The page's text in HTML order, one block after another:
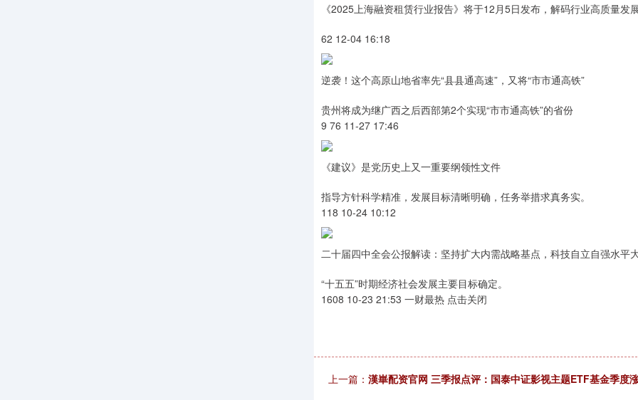
《2025上海融资租赁行业报告》将于12月5日发布，解码行业高质量发
62 12-04 16:18
逆袭！这个高原山地省率先“县县通高速”，又将“市市通高铁”
贵州将成为继广西之后西部第2个实现“市市通高铁”的省份
9 76 11-27 17:46
《建议》是党历史上又一重要纲领性文件
指导方针科学精准，发展目标清晰明确，任务举措求真务实。
118 10-24 10:12
二十届四中全会公报解读：坚持扩大内需战略基点，科技自立自强水平
“十五五”时期经济社会发展主要目标确定。
1608 10-23 21:53 一财最热 点击关闭
上一篇： 漢崋配资官网 三季报点评：国泰中证影视主题ETF基金季度